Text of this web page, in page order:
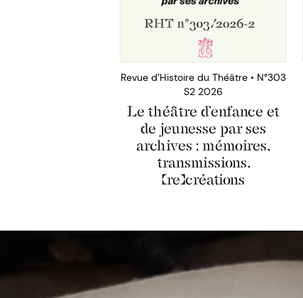
Revue d’Histoire du Théâtre • N°303
S2 2026
Le théâtre d’enfance et
de jeunesse par ses
archives : mémoires,
transmissions,
(re)créations